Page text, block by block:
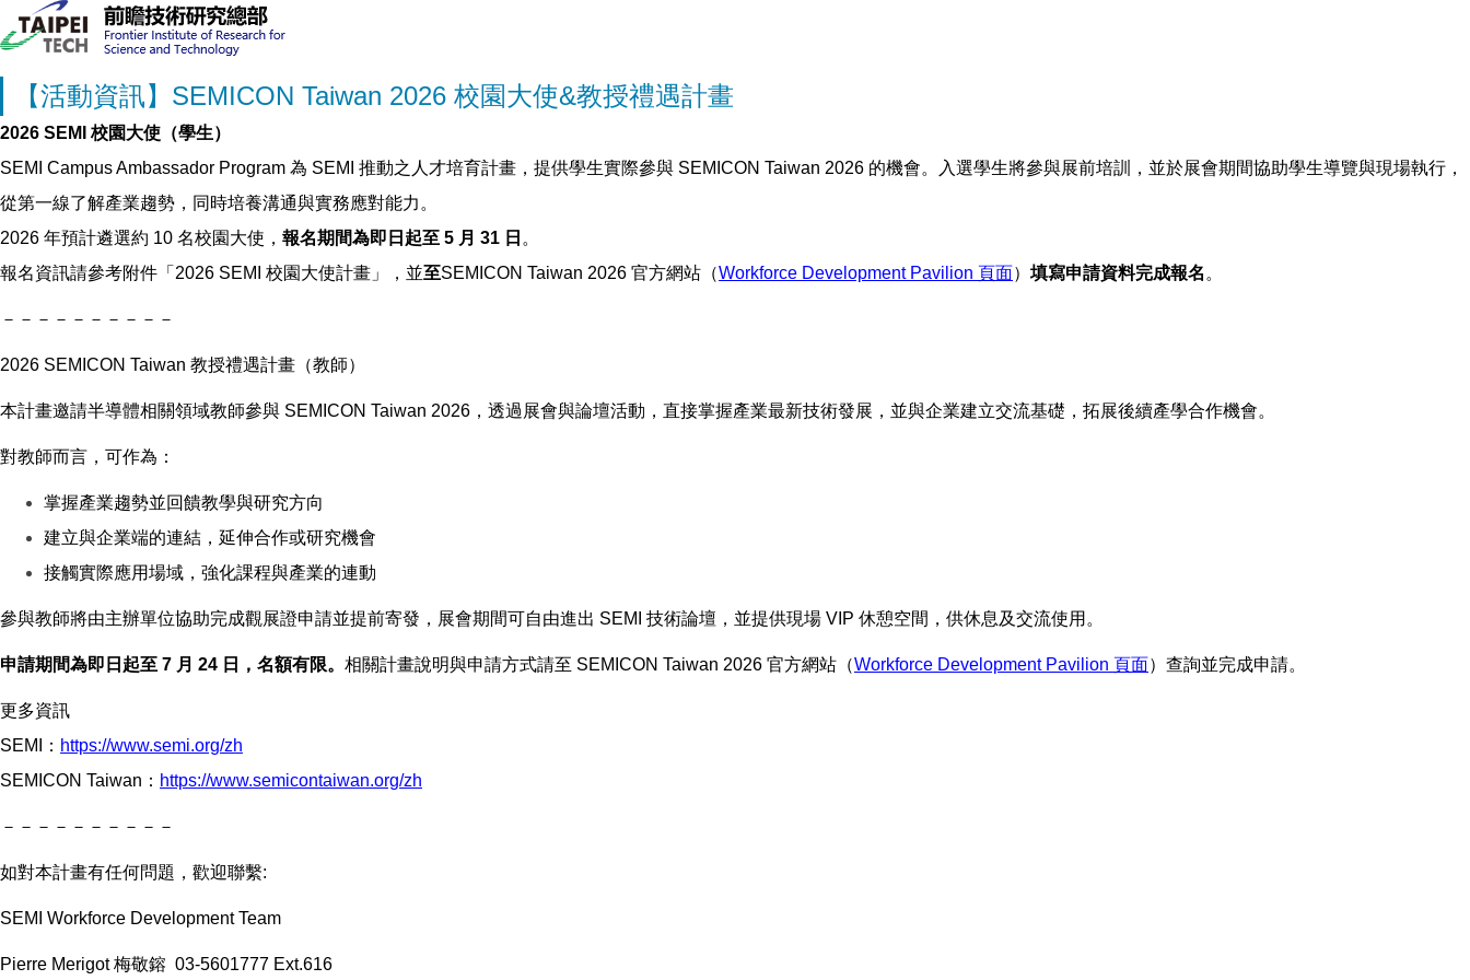
【活動資訊】SEMICON Taiwan 2026 校園大使&教授禮遇計畫
2026 SEMI 校園大使（學生）
SEMI Campus Ambassador Program 為 SEMI 推動之人才培育計畫，提供學生實際參與 SEMICON Taiwan 2026 的機會。入選學生將參與展前培訓，並於展會期間協助學生導覽與現場執行，
從第一線了解產業趨勢，同時培養溝通與實務應對能力。
2026 年預計遴選約 10 名校園大使， 報名期間為即日起至 5 月 31 日 。
報名資訊請參考附件「 2026 SEMI 校園大使計畫」，並至SEMICON Taiwan 2026 官方網站（Workforce Development Pavilion 頁面） 填寫申請資料完成報名 。
－－－－－－－－－－
2026 SEMICON Taiwan 教授禮遇計畫（教師）
本計畫邀請半導體相關領域教師參與 SEMICON Taiwan 2026 ，透過展會與論壇活動，直接掌握產業最新技術發展，並與企業建立交流基礎，拓展後續產學合作機會。
對教師而言，可作為：
掌握產業趨勢並回饋教學與研究方向
建立與企業端的連結，延伸合作或研究機會
接觸實際應用場域，強化課程與產業的連動
參與教師將由主辦單位協助完成觀展證申請並提前寄發，展會期間可自由進出 SEMI 技術論壇，並提供現場 VIP 休憩空間，供休息及交流使用。
申請期間為即日起至 7 月 24 日，名額有限。 相關計畫說明與申請方式請至 SEMICON Taiwan 2026 官方網站（Workforce Development Pavilion 頁面）查詢並完成申請。
更多資訊
SEMI
： https://www.semi.org/zh
SEMICON Taiwan ： https://www.semicontaiwan.org/zh
－－－－－－－－－－
如對本計畫有任何問題，歡迎聯繫:
SEMI Workforce Development Team
Pierre Merigot梅敬鎔 03-5601777 Ext.616